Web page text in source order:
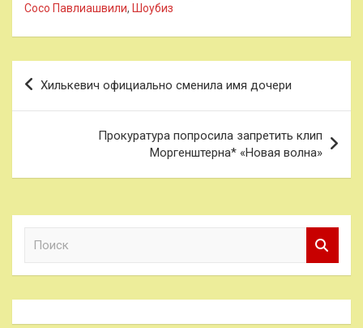
Сосо Павлиашвили, Шоубиз
Навигация
Хилькевич официально сменила имя дочери
Прокуратура попросила запретить клип
Моргенштерна* «Новая волна»
к